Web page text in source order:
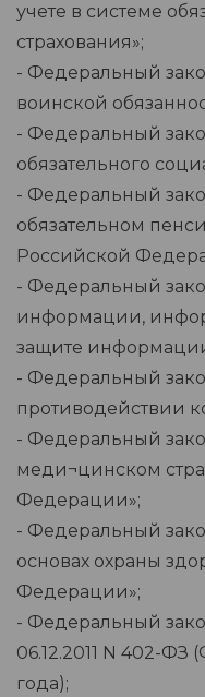
учете в системе
страхования»;
- Федеральный
воинской
- Федеральный
обязательного
- Федеральный
обязательном
Российской
- Федеральный
информации,
защите
- Федеральный
противодействии
- Федеральный
меди¬цинском
Федерации»;
- Федеральный
основах охраны
Федерации»;
- Федеральный
06.12.2011 N 402-ФЗ
года);